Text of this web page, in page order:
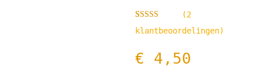
Gewaardeerd
5.00op 5
2
klant
waarderinge
(2
klantbeoordelingen)
€ 4,50